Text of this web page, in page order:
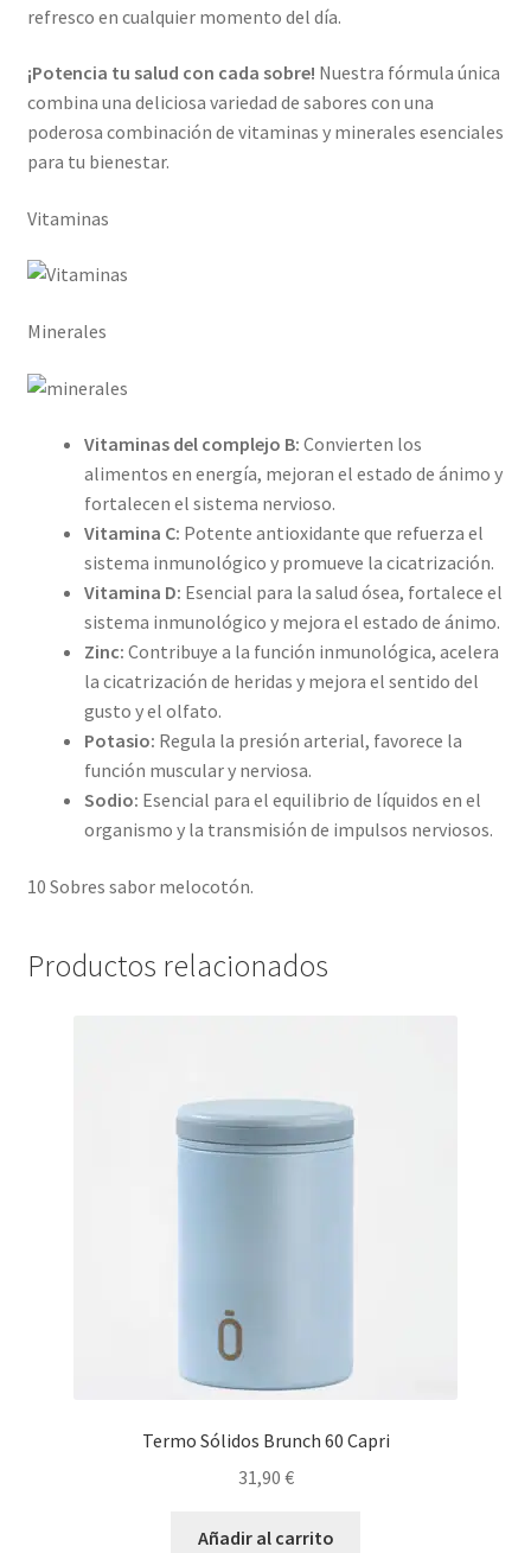
refresco en cualquier momento del día.
¡Potencia tu salud con cada sobre! Nuestra fórmula única
combina una deliciosa variedad de sabores con una
poderosa combinación de vitaminas y minerales esenciales
para tu bienestar.
Vitaminas
Minerales
Vitaminas del complejo B: Convierten los
alimentos en energía, mejoran el estado de ánimo y
fortalecen el sistema nervioso.
Vitamina C: Potente antioxidante que refuerza el
sistema inmunológico y promueve la cicatrización.
Vitamina D: Esencial para la salud ósea, fortalece el
sistema inmunológico y mejora el estado de ánimo.
Zinc: Contribuye a la función inmunológica, acelera
la cicatrización de heridas y mejora el sentido del
gusto y el olfato.
Potasio: Regula la presión arterial, favorece la
función muscular y nerviosa.
Sodio: Esencial para el equilibrio de líquidos en el
organismo y la transmisión de impulsos nerviosos.
10 Sobres sabor melocotón.
Productos relacionados
Termo Sólidos Brunch 60 Capri
31,90 €
Añadir al carrito